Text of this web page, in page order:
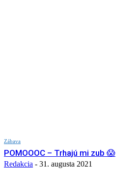
Zábava
POMOOOC – Trhajú mi zub 😱
Redakcia - 31. augusta 2021